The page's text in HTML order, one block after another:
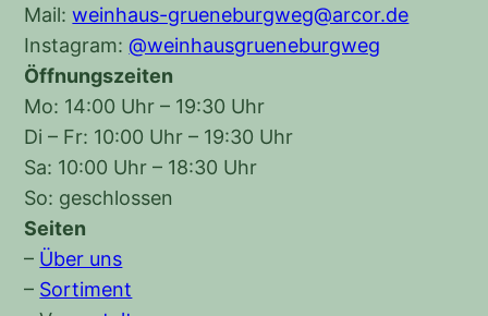
Mail:weinhaus-grueneburgweg@arcor.de
Instagram:@weinhausgrueneburgweg
Öffnungszeiten
Mo: 14:00 Uhr – 19:30 Uhr
Di – Fr: 10:00 Uhr – 19:30 Uhr
Sa: 10:00 Uhr – 18:30 Uhr
So: geschlossen
Seiten
– Über uns
– Sortiment